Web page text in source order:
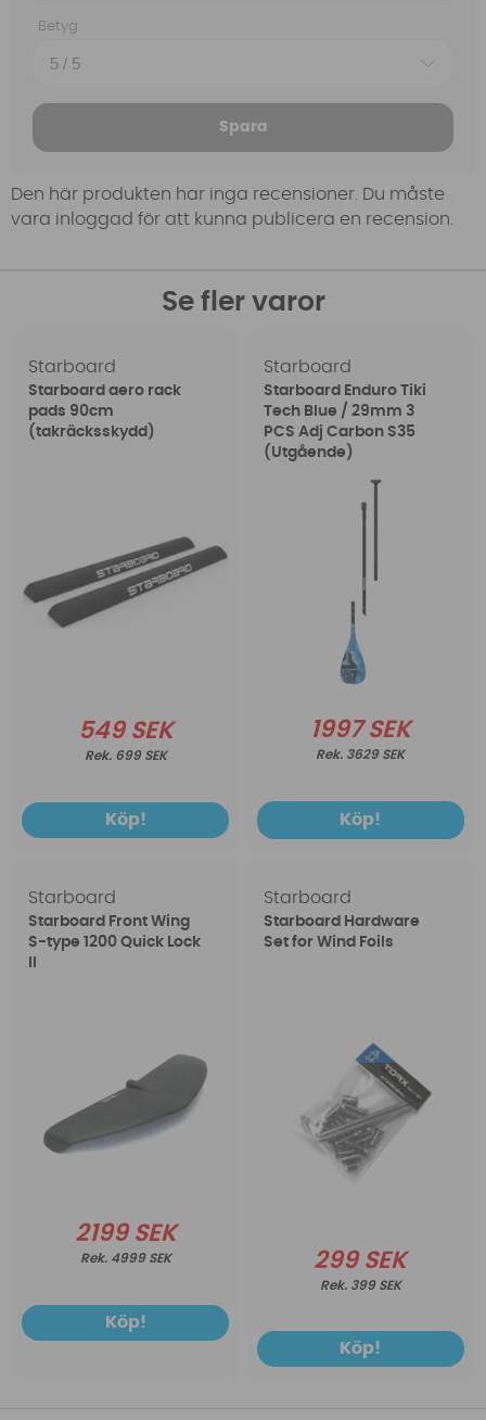
Betyg
Spara
Den här produkten har inga recensioner. Du måste
vara inloggad för att kunna publicera en recension.
Se fler varor
Starboard
Starboard aero rack
pads 90cm
(takräcksskydd)
549 SEK
699 SEK
Köp!
Starboard
Starboard Enduro Tiki
Tech Blue / 29mm 3
PCS Adj Carbon S35
(Utgående)
1997 SEK
3629 SEK
Köp!
Starboard
Starboard Front Wing
S-type 1200 Quick Lock
2199 SEK
4999 SEK
Köp!
Starboard
Starboard Hardware
Set for Wind Foils
299 SEK
399 SEK
Köp!